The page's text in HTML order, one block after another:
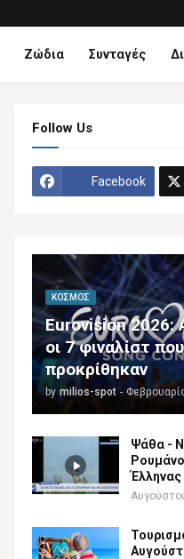
Ζώδια Συνταγές
Follow Us
Facebook
ΚΌΣΜΟΣ
Eurovision 2026:
οι 7 φιναλίστ που
προκρίθηκαν
by milios-spot -
Ψάθα -
Έλληνας